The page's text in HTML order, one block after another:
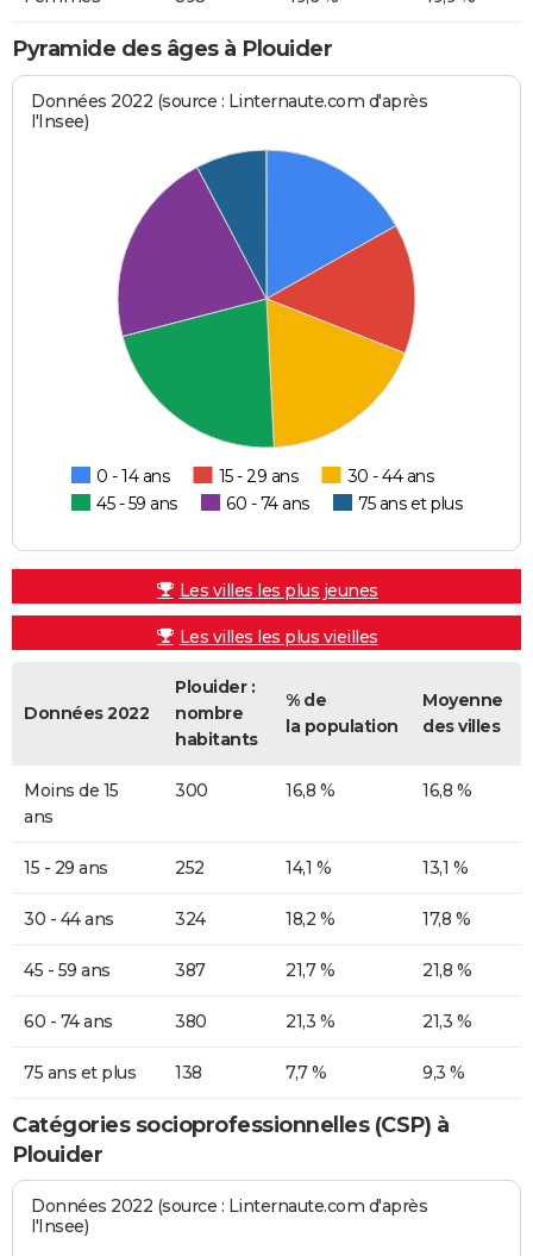
Pyramide des âges à Plouider
Données 2022 (source : Linternaute.com d'après
l'Insee)
0 - 14 ans 15 - 29 ans
30 - 44 ans
45 - 59 ans
60 - 74 ans 75 ans et plus
Les villes les plus jeunes
Les villes les plus vieilles
Données 2022
Plouider :
nombre
habitants
% de
la population
Moyenne
des villes
Moins de 15
ans
300 16,8 % 16,8 %
15 - 29 ans 252 14,1 % 13,1 %
30 - 44 ans 324 18,2 % 17,8 %
45 - 59 ans 387 21,7 % 21,8 %
60 - 74 ans 380 21,3 % 21,3 %
75 ans et plus 138 7,7 % 9,3 %
Catégories socioprofessionnelles (CSP) à
Plouider
Données 2022 (source : Linternaute.com d'après
l'Insee)